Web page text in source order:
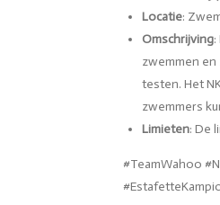
Locatie:
Omschrijving
zwemmen
testen. Het
zwemmers
Limieten: De
#TeamWahoo